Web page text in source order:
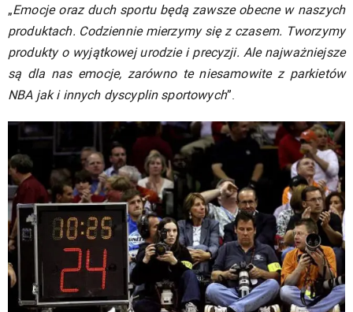
„Emocje oraz duch sportu będą zawsze obecne w naszych
produktach. Codziennie mierzymy się z czasem. Tworzymy
produkty o wyjątkowej urodzie i precyzji. Ale najważniejsze
są dla nas emocje, zarówno te niesamowite z parkietów
NBA jak i innych dyscyplin sportowych”.